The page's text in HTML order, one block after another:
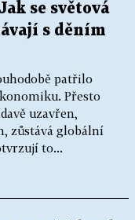
se světová
s děním
patřilo
Přesto
uzavřen,
zůstává globální
to...